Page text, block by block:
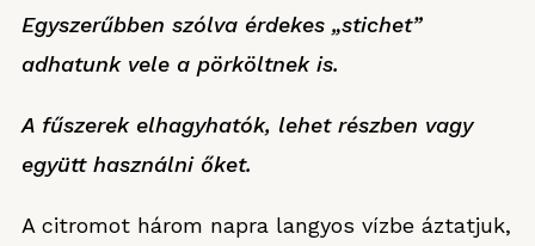
Egyszerűbben szólva érdekes „stichet”
adhatunk vele a pörköltnek is.
A fűszerek elhagyhatók, lehet részben vagy
együtt használni őket.
A citromot három napra langyos vízbe áztatjuk,